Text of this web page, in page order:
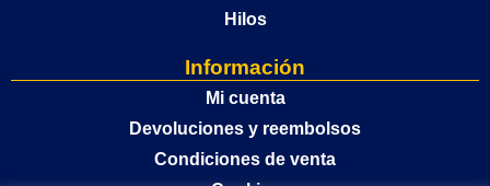
Hilos
Información
Mi cuenta
Devoluciones y reembolsos
Condiciones de venta